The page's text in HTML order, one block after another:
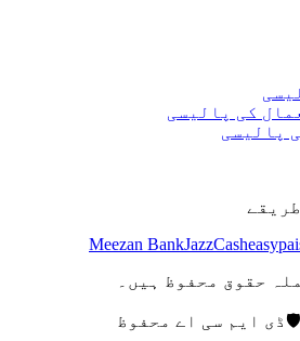
کی پالیسی
پالیسی
Meezan BankJazzCash
🛡️ڈی ایم سی اے محفوظ